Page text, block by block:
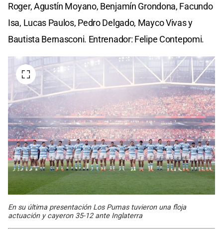
Roger, Agustín Moyano, Benjamín Grondona, Facundo
Isa, Lucas Paulos, Pedro Delgado, Mayco Vivas y
Bautista Bernasconi. Entrenador: Felipe Contepomi.
En su última presentación Los Pumas tuvieron una floja
actuación y cayeron 35-12 ante Inglaterra